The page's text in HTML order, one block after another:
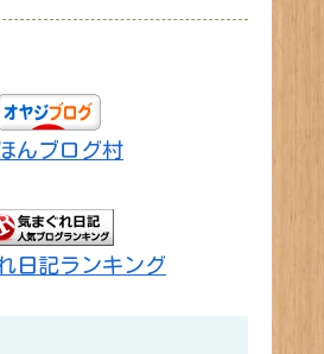
んブログ村
日記ランキング